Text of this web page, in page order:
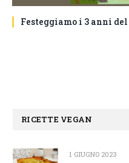
Festeggiamo i 3 anni
RICETTE VEGAN
1 GIUGNO 2023